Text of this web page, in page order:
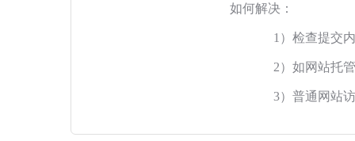
如何解决：
1）检查提交
2）如网站托
3）普通网站